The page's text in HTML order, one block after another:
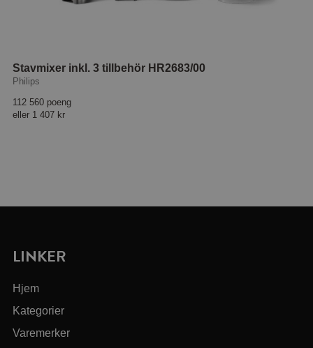
Stavmixer inkl. 3 tillbehör HR2683/00
Philips
112 560 poeng
eller 1 407 kr
LINKER
Hjem
Kategorier
Varemerker